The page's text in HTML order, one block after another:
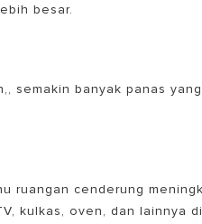
besar.
semakin banyak panas yang
ruangan cenderung
kulkas, oven, dan lainnya